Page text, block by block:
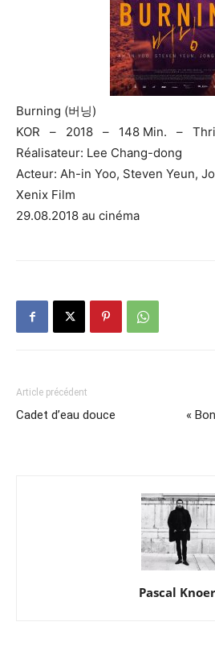
Burning (버닝)
KOR – 2018 – 148 Min. –
Réalisateur: Lee Chang-dong
Acteur: Ah-in Yoo, Steven Yeun,
Xenix Film
29.08.2018 au cinéma
Article précédent
Cadet d’eau douce
«
Pascal